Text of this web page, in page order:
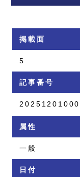
掲載面
5
記事番号
属性
一般
日付